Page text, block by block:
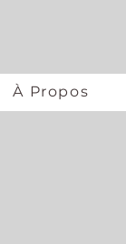
À Propos